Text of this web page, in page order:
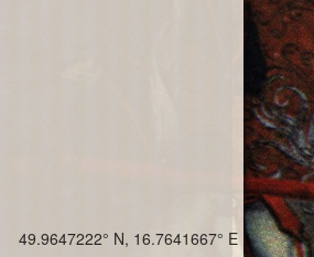
49.9647222° N, 16.7641667° E